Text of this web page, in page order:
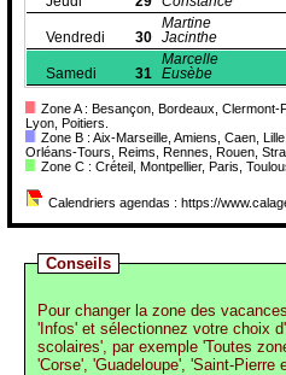
Vendredi 30
Martine
Jacinthe
Samedi 31
Marcelle
Eusèbe
Zone A : Besançon, Bordeaux, Clermont-
Lyon, Poitiers.
Zone B : Aix-Marseille, Amiens, Caen,
Orléans-Tours, Reims, Rennes, Rouen,
Zone C : Créteil, Montpellier, Paris,
Calendriers agendas : https://
Conseils
Pour changer la zone des
'Infos' et sélectionnez votre choix
scolaires', par exemple 'Toutes
'Corse', 'Guadeloupe', 'Saint-Pierre